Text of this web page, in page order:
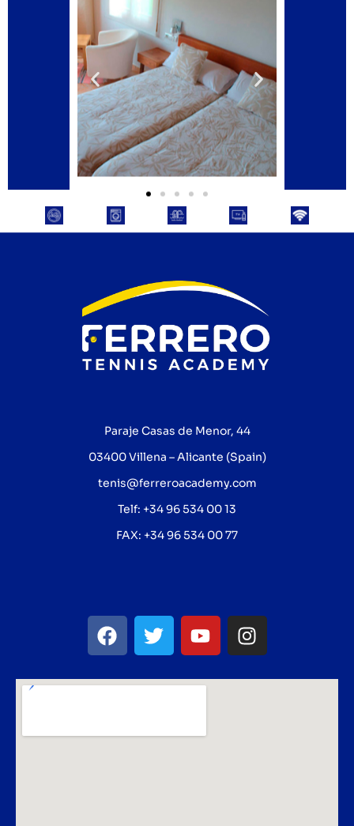
Paraje Casas de Menor, 44
03400 Villena – Alicante (Spain)
tenis@ferreroacademy.com
Telf: +34 96 534 00 13
FAX: +34 96 534 00 77